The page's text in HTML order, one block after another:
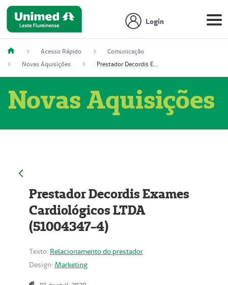
Login
Acesso Rápido
Comunicação
Novas Aquisições
Prestador Decordis Exames Cardiológicos LTDA (51004347-4)
Novas Aquisições
Prestador Decordis Exames
Cardiológicos LTDA
(51004347-4)
Texto: Relacionamento do prestador
Design: Marketing